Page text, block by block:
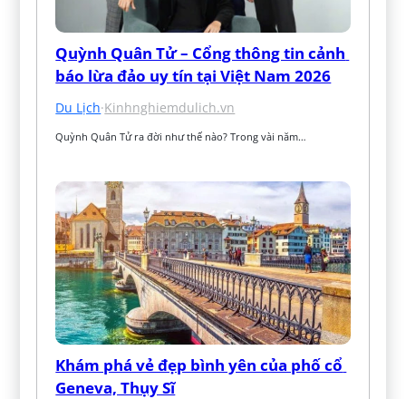
Quỳnh Quân Tử – Cổng thông tin cảnh
báo lừa đảo uy tín tại Việt Nam 2026
Du Lịch·Kinhnghiemdulich.vn
Quỳnh Quân Tử ra đời như thế nào? Trong vài năm…
Khám phá vẻ đẹp bình yên của phố cổ
Geneva, Thụy Sĩ